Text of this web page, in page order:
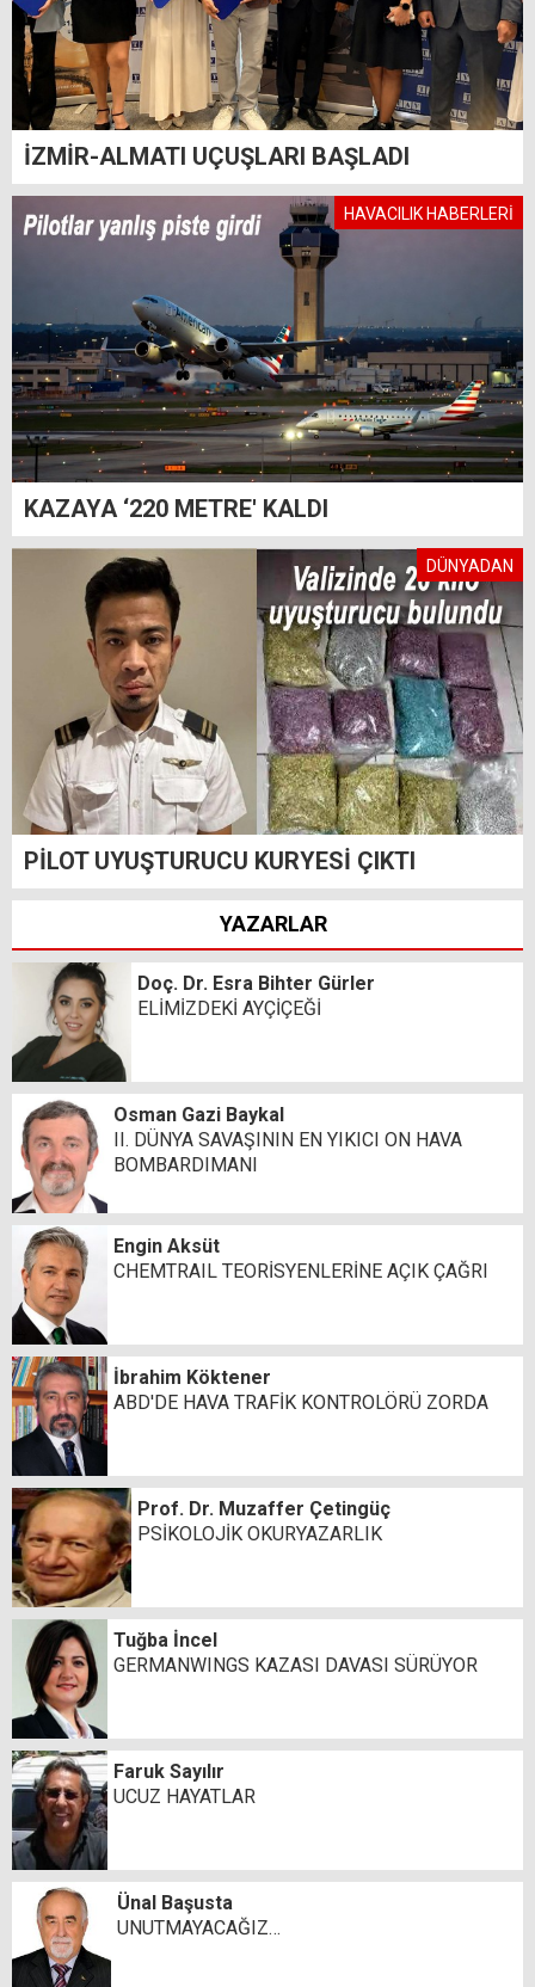
İZMİR-ALMATI UÇUŞLARI BAŞLADI
HAVACILIK HABERLERİ
KAZAYA ‘220 METRE' KALDI
DÜNYADAN
PİLOT UYUŞTURUCU KURYESİ ÇIKTI
YAZARLAR
Doç. Dr. Esra Bihter Gürler
ELİMİZDEKİ AYÇİÇEĞİ
Osman Gazi Baykal
II. DÜNYA SAVAŞININ EN YIKICI ON HAVA
BOMBARDIMANI
Engin Aksüt
CHEMTRAIL TEORİSYENLERİNE AÇIK ÇAĞRI
İbrahim Köktener
ABD'DE HAVA TRAFİK KONTROLÖRÜ ZORDA
Prof. Dr. Muzaffer Çetingüç
PSİKOLOJİK OKURYAZARLIK
Tuğba İncel
GERMANWINGS KAZASI DAVASI SÜRÜYOR
Faruk Sayılır
UCUZ HAYATLAR
Ünal Başusta
UNUTMAYACAĞIZ…